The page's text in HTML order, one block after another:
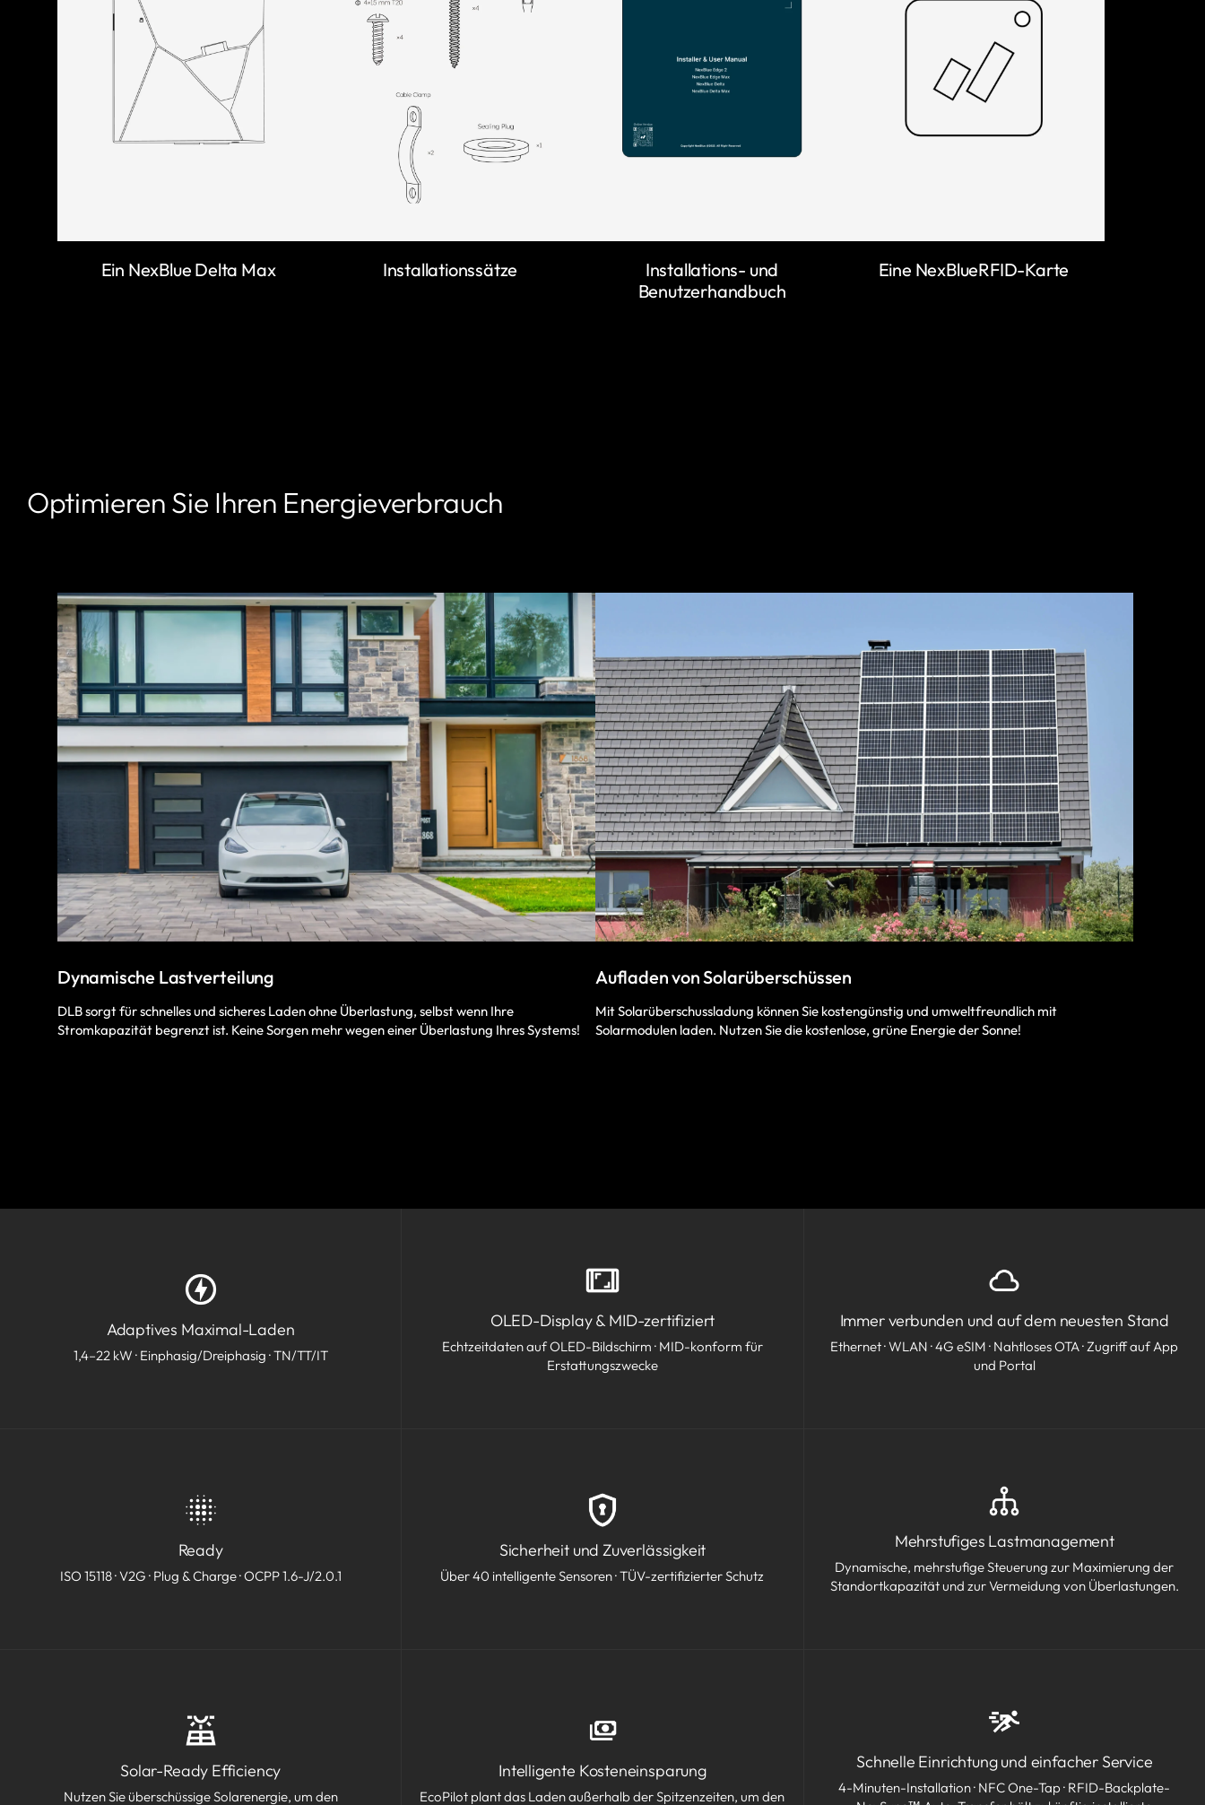
Ein NexBlue Delta Max Installationssätze
Installations- und
Benutzerhandbuch
Eine NexBlueRFID-Karte
Optimieren Sie Ihren Energieverbrauch
Dynamische Lastverteilung
DLB sorgt für schnelles und sicheres Laden ohne Überlastung, selbst wenn Ihre
Stromkapazität begrenzt ist. Keine Sorgen mehr wegen einer Überlastung Ihres Systems!
Aufladen von Solarüberschüssen
Mit Solarüberschussladung können Sie kostengünstig und umweltfreundlich mit
Solarmodulen laden. Nutzen Sie die kostenlose, grüne Energie der Sonne!
Adaptives Maximal-Laden
1,4–22 kW · Einphasig/Dreiphasig · TN/TT/IT
OLED-Display & MID-zertifiziert
Echtzeitdaten auf OLED-Bildschirm · MID-konform für
Erstattungszwecke
Immer verbunden und auf dem neuesten Stand
Ethernet · WLAN · 4G eSIM · Nahtloses OTA · Zugriff auf App
und Portal
Ready
ISO 15118 · V2G · Plug & Charge · OCPP 1.6-J/2.0.1
Sicherheit und Zuverlässigkeit
Über 40 intelligente Sensoren · TÜV-zertifizierter Schutz
Mehrstufiges Lastmanagement
Dynamische, mehrstufige Steuerung zur Maximierung der
Standortkapazität und zur Vermeidung von Überlastungen.
Solar-Ready Efficiency
Nutzen Sie überschüssige Solarenergie, um den
Intelligente Kosteneinsparung
EcoPilot plant das Laden außerhalb der Spitzenzeiten, um den
Schnelle Einrichtung und einfacher Service
4-Minuten-Installation · NFC One-Tap · RFID-Backplate-